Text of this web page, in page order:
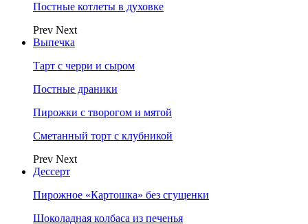
Постные котлеты в духовке
Prev Next
Выпечка
Тарт с черри и сыром
Постные драники
Пирожки с творогом и мятой
Сметанный торт с клубникой
Prev Next
Дессерт
Пирожное «Картошка» без сгущенки
Шоколадная колбаса из печенья